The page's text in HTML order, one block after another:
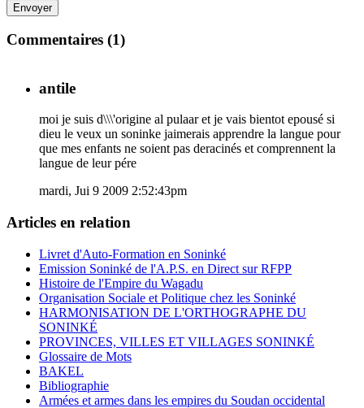
Envoyer
Commentaires (1)
antile
moi je suis d\\\'origine al pulaar et je vais bientot epousé si
dieu le veux un soninke jaimerais apprendre la langue pour
que mes enfants ne soient pas deracinés et comprennent la
langue de leur pére
mardi, Jui 9 2009 2:52:43pm
Articles en relation
Livret d'Auto-Formation en Soninké
Emission Soninké de l'A.P.S. en Direct sur RFPP
Histoire de l'Empire du Wagadu
Organisation Sociale et Politique chez les Soninké
HARMONISATION DE L'ORTHOGRAPHE DU
SONINKÉ
PROVINCES, VILLES ET VILLAGES SONINKÉ
Glossaire de Mots
BAKEL
Bibliographie
Armées et armes dans les empires du Soudan occidental